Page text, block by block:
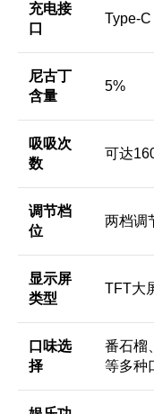
充电接
口
Type-C
尼古丁
含量
5%
吸吸次
数
可达
调节档
位
两档调
显示屏
类型
TFT大
口味选
择
番石榴
等多种